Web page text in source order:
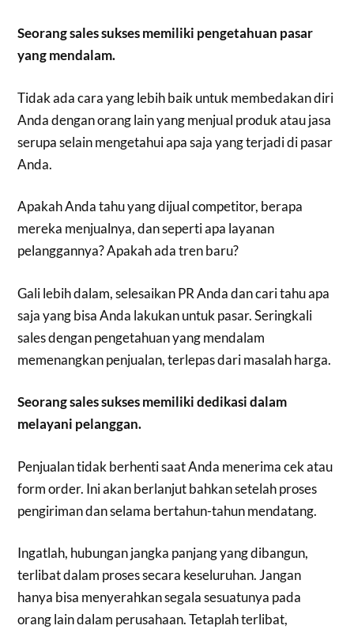
Seorang sales sukses memiliki pengetahuan pasar
yang mendalam.
Tidak ada cara yang lebih baik untuk membedakan diri
Anda dengan orang lain yang menjual produk atau jasa
serupa selain mengetahui apa saja yang terjadi di pasar
Anda.
Apakah Anda tahu yang dijual competitor, berapa
mereka menjualnya, dan seperti apa layanan
pelanggannya? Apakah ada tren baru?
Gali lebih dalam, selesaikan PR Anda dan cari tahu apa
saja yang bisa Anda lakukan untuk pasar. Seringkali
sales dengan pengetahuan yang mendalam
memenangkan penjualan, terlepas dari masalah harga.
Seorang sales sukses memiliki dedikasi dalam
melayani pelanggan.
Penjualan tidak berhenti saat Anda menerima cek atau
form order. Ini akan berlanjut bahkan setelah proses
pengiriman dan selama bertahun-tahun mendatang.
Ingatlah, hubungan jangka panjang yang dibangun,
terlibat dalam proses secara keseluruhan. Jangan
hanya bisa menyerahkan segala sesuatunya pada
orang lain dalam perusahaan. Tetaplah terlibat,